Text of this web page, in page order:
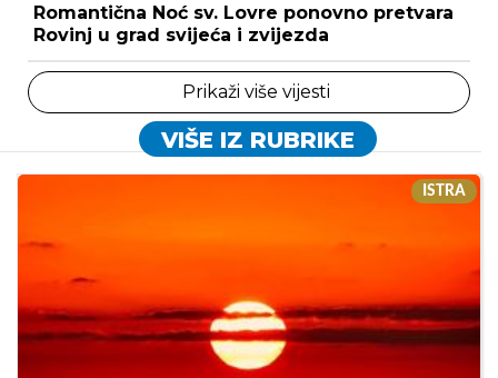
Romantična Noć sv. Lovre ponovno pretvara
Rovinj u grad svijeća i zvijezda
Prikaži više vijesti
VIŠE IZ RUBRIKE
ISTRA